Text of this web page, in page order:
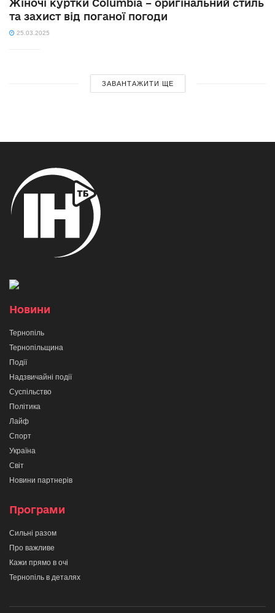
Жіночі куртки Columbia – оригінальний стиль
та захист від поганої погоди
25.03.2025
ЗАВАНТАЖИТИ ЩЕ
Новини
Тернопіль
Тернопільщина
Події
Надзвичайні події
Суспільство
Політика
Лайф
Спорт
Україна
Світ
Новини партнерів
Програми
Сильні разом
Про важливе
Кажи прямо в очі
Тернопіль в деталях